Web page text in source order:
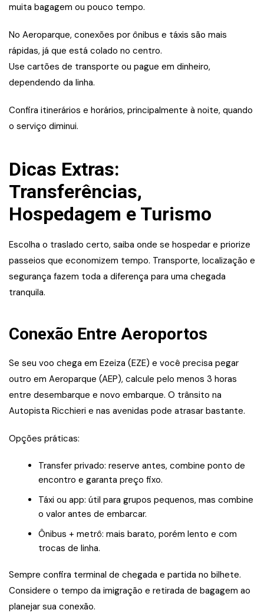
muita bagagem ou pouco tempo.
No Aeroparque, conexões por ônibus e táxis são mais
rápidas, já que está colado no centro.
Use cartões de transporte ou pague em dinheiro,
dependendo da linha.
Confira itinerários e horários, principalmente à noite, quando
o serviço diminui.
Dicas Extras:
Transferências,
Hospedagem e Turismo
Escolha o traslado certo, saiba onde se hospedar e priorize
passeios que economizem tempo. Transporte, localização e
segurança fazem toda a diferença para uma chegada
tranquila.
Conexão Entre Aeroportos
Se seu voo chega em Ezeiza (EZE) e você precisa pegar
outro em Aeroparque (AEP), calcule pelo menos 3 horas
entre desembarque e novo embarque. O trânsito na
Autopista Ricchieri e nas avenidas pode atrasar bastante.
Opções práticas:
Transfer privado: reserve antes, combine ponto de
encontro e garanta preço fixo.
Táxi ou app: útil para grupos pequenos, mas combine
o valor antes de embarcar.
Ônibus + metrô: mais barato, porém lento e com
trocas de linha.
Sempre confira terminal de chegada e partida no bilhete.
Considere o tempo da imigração e retirada de bagagem ao
planejar sua conexão.